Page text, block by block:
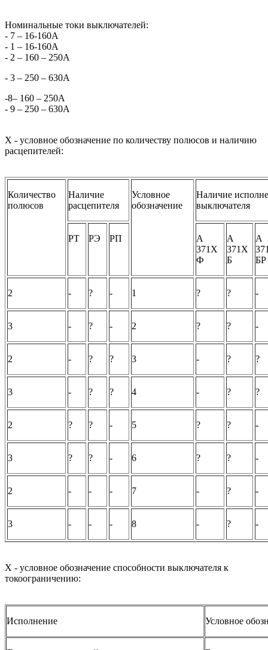
Номинальные токи выключателей:
- 7 – 16-160А
- 1 – 16-160А
- 2 – 160 – 250А
- 3 – 250 – 630А
-8– 160 – 250А
- 9 – 250 – 630А
X - условное обозначение по количеству полюсов и наличию
расцепителей:
Количество
полюсов
Наличие
расцепителя
Условное
обозначение
Наличие
выключателя
РТ РЭ РП
А
371Х
Ф
А
371Х
Б
А
БР
2 - ? - 1 ? ? -
3 - ? - 2 ? ? -
2 - ? ? 3 - ? ?
3 - ? ? 4 - ? ?
2 ? ? - 5 ? ? -
3 ? ? - 6 ? ? -
2 - - - 7 - ? -
3 - - - 8 - ? -
X - условное обозначение способности выключателя к
токоограничению:
Исполнение Условное